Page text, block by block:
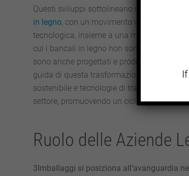
Questi sviluppi sottolineano un
in legno, con un movimento verso
tecnologica, insieme a una maggiore
cui i bancali in legno non sono solo utili
sono anche progettati e prodotti in modo
guida di questa trasformazione, come
sostenibile e tecnologie di trattamento
settore, promuovendo un ciclo di vita del
Ruolo delle Aziende
3Imballaggi si posiziona all’avanguardia